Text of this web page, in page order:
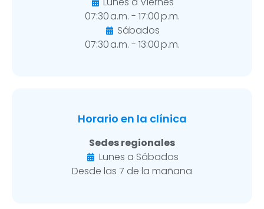
07:30 a.m. - 17:00 p.m.
Sábados
07:30 a.m. - 13:00 p.m.
Horario en la clínica
Sedes regionales
Lunes a Sábados
Desde las 7 de la mañana